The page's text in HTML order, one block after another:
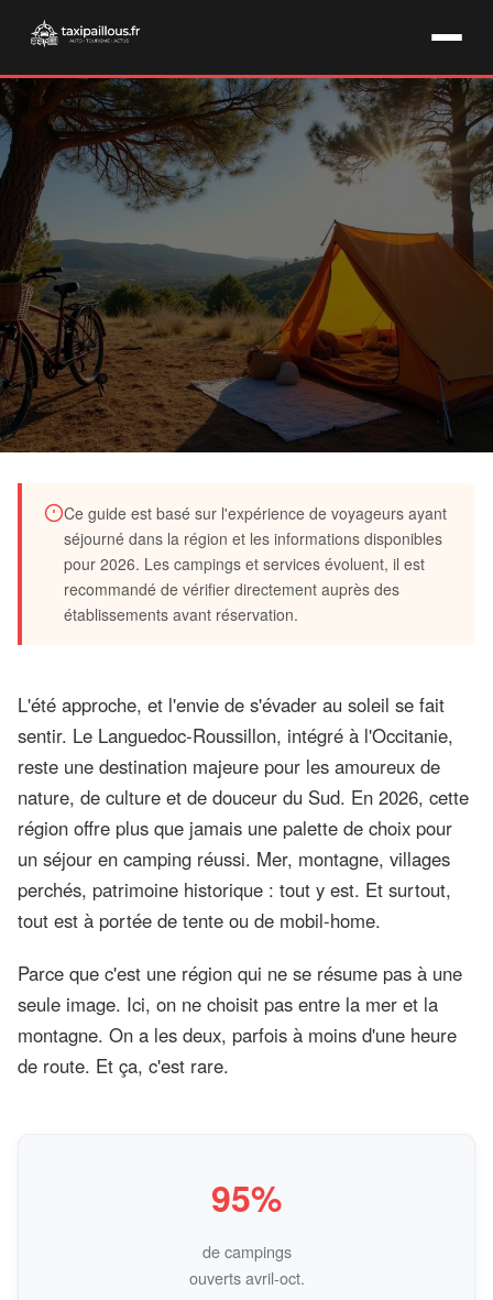
Planifier ses vacances en camping dans le
Languedoc-Roussillon
Été 2026
Ce guide est basé sur l'expérience de voyageurs ayant
séjourné dans la région et les informations disponibles
pour 2026. Les campings et services évoluent, il est
recommandé de vérifier directement auprès des
établissements avant réservation.
L'été approche, et l'envie de s'évader au soleil se fait
sentir. Le Languedoc-Roussillon, intégré à l'Occitanie,
reste une destination majeure pour les amoureux de
nature, de culture et de douceur du Sud. En 2026, cette
région offre plus que jamais une palette de choix pour
un séjour en camping réussi. Mer, montagne, villages
perchés, patrimoine historique : tout y est. Et surtout,
tout est à portée de tente ou de mobil-home.
Parce que c'est une région qui ne se résume pas à une
seule image. Ici, on ne choisit pas entre la mer et la
montagne. On a les deux, parfois à moins d'une heure
de route. Et ça, c'est rare.
95%
de campings
ouverts avril-oct.